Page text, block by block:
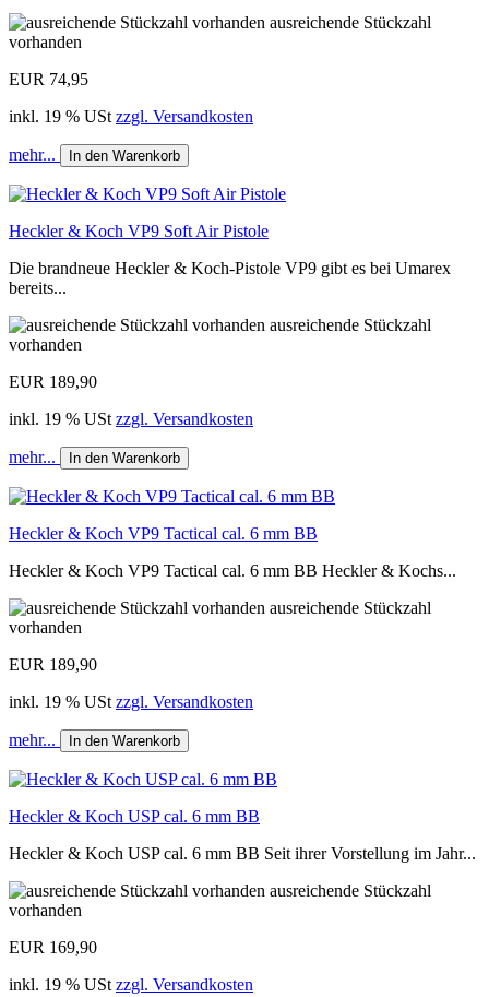
ausreichende Stückzahl
vorhanden
EUR 74,95
inkl. 19 % USt zzgl. Versandkosten
mehr... In den Warenkorb
Heckler & Koch VP9 Soft Air Pistole
Die brandneue Heckler & Koch-Pistole VP9 gibt es bei Umarex
bereits...
ausreichende Stückzahl
vorhanden
EUR 189,90
inkl. 19 % USt zzgl. Versandkosten
mehr... In den Warenkorb
Heckler & Koch VP9 Tactical cal. 6 mm BB
Heckler & Koch VP9 Tactical cal. 6 mm BB Heckler & Kochs...
ausreichende Stückzahl
vorhanden
EUR 189,90
inkl. 19 % USt zzgl. Versandkosten
mehr... In den Warenkorb
Heckler & Koch USP cal. 6 mm BB
Heckler & Koch USP cal. 6 mm BB Seit ihrer Vorstellung im Jahr...
ausreichende Stückzahl
vorhanden
EUR 169,90
inkl. 19 % USt zzgl. Versandkosten